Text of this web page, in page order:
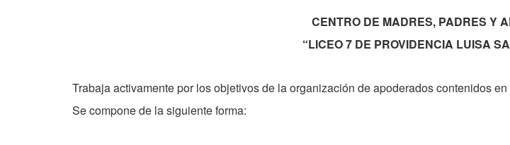
CENTRO DE MADRES, PADRES Y
“LICEO 7 DE PROVIDENCIA LUISA
Trabaja activamente por los objetivos de la organización de apoderados contenidos
Se compone de la siguiente forma: